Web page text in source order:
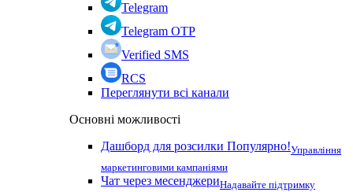
Telegram
Telegram OTP
Verified SMS
RCS
Переглянути всі канали
Основні можливості
Дашборд для розсилки Популярно!Управління
маркетинговими кампаніями
Чат через месенджериНадавайте підтримку